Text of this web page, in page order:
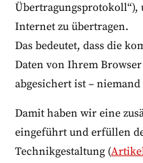
Internet zu übertragen.
Das bedeutet, dass die
Daten von Ihrem
abgesichert ist –
Damit haben wir eine
eingeführt und erfüllen
Technikgestaltung (Artikel